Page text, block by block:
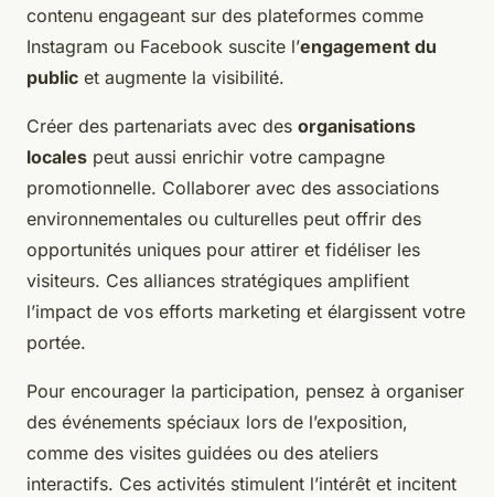
contenu engageant sur des plateformes comme
Instagram ou Facebook suscite l’engagement du
public et augmente la visibilité.
Créer des partenariats avec des organisations
locales peut aussi enrichir votre campagne
promotionnelle. Collaborer avec des associations
environnementales ou culturelles peut offrir des
opportunités uniques pour attirer et fidéliser les
visiteurs. Ces alliances stratégiques amplifient
l’impact de vos efforts marketing et élargissent votre
portée.
Pour encourager la participation, pensez à organiser
des événements spéciaux lors de l’exposition,
comme des visites guidées ou des ateliers
interactifs. Ces activités stimulent l’intérêt et incitent